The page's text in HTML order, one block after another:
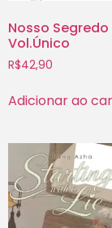
Nosso Segredo
Vol.Único
R$42,90
Adicionar ao